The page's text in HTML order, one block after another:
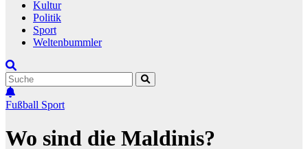
Kultur
Politik
Sport
Weltenbummler
Fußball Sport
Wo sind die Maldinis?